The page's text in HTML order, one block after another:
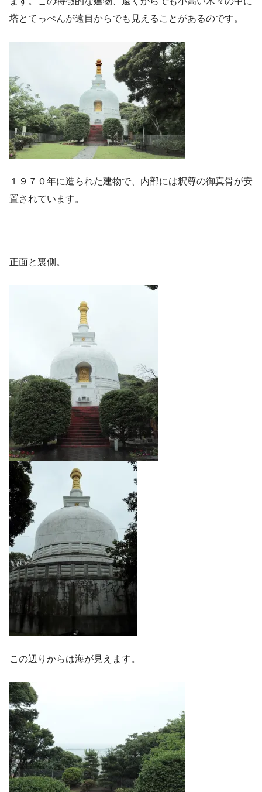
塔とてっぺんが遠目からでも見えることがあるのです。
１９７０年に造られた建物で、内部には釈尊の御真骨が安
置されています。
正面と裏側。
この辺りからは海が見えます。